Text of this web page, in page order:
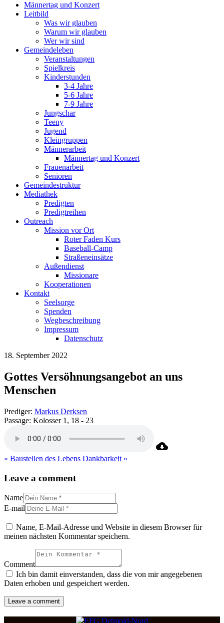
Männertag und Konzert
Leitbild
Was wir glauben
Warum wir glauben
Wer wir sind
Gemeindeleben
Veranstaltungen
Spielkreis
Kinderstunden
3-4 Jahre
5-6 Jahre
7-9 Jahre
Jungschar
Teeny
Jugend
Kleingruppen
Männerarbeit
Männertag und Konzert
Frauenarbeit
Senioren
Gemeindestruktur
Mediathek
Predigten
Predigtreihen
Outreach
Mission vor Ort
Roter Faden Kurs
Baseball-Camp
Straßeneinsätze
Außendienst
Missionare
Kooperationen
Kontakt
Seelsorge
Spenden
Wegbeschreibung
Impressum
Datenschutz
18. September 2022
Gottes Versöhnungsangebot an uns
Menschen
Prediger: Markus Derksen
Passage: Kolosser 1, 18 - 23
« Baustellen des Lebens Dankbarkeit »
Leave a comment
Name
E-mail
Name, E-Mail-Adresse und Website in diesem Browser für
meinen nächsten Kommentar speichern.
Comment
Ich bin damit einverstanden, dass die von mir angegebenen
Daten erhoben und gespeichert werden.